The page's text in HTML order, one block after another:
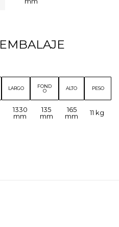
EMBALAJE
LARGO
FOND
O
ALTO PESO
1330
mm
135
mm
165
mm
11 kg